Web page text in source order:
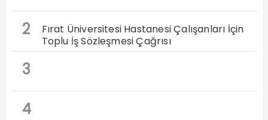
2
Fırat Üniversitesi Hastanesi Çalışanları İçin
Toplu İş Sözleşmesi Çağrısı
3
4